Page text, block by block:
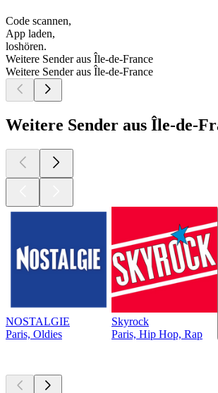
Code scannen,
App laden,
loshören.
Weitere Sender aus Île-de-France
Weitere Sender aus Île-de-France
Weitere Sender aus Île-de-
NOSTALGIE
Paris, Oldies
Skyrock
Paris, Hip Hop, Rap